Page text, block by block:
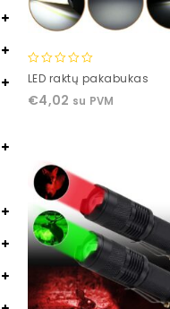
0
of
LED raktų pakabukas
€4,02 su PVM